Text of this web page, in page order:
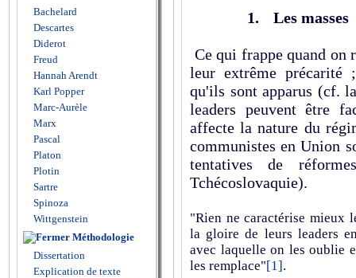
Bachelard
Descartes
Diderot
Freud
Hannah Arendt
Karl Popper
Marc-Aurèle
Marx
Pascal
Platon
Plotin
Sartre
Spinoza
Wittgenstein
Méthodologie
Dissertation
Explication de texte
1. Les masses
Ce qui frappe quand on
leur extrême précarité
qu'ils sont apparus (cf.
leaders peuvent être
affecte la nature du
communistes en Union
tentatives de
Tchécoslovaquie).
"Rien ne caractérise mieux
la gloire de leurs leaders
avec laquelle on les oublie
les remplace"[1].